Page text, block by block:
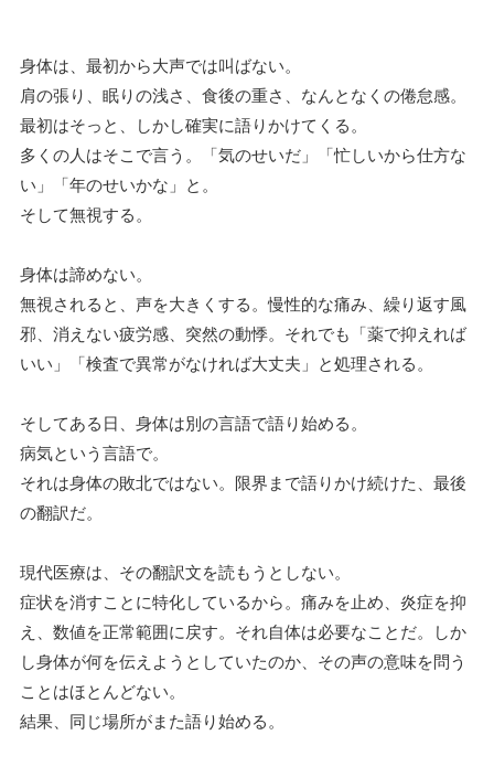
身体は、最初から大声では叫ばない。
肩の張り、眠りの浅さ、食後の重さ、なんとなくの倦怠感。
最初はそっと、しかし確実に語りかけてくる。
多くの人はそこで言う。「気のせいだ」「忙しいから仕方な
い」「年のせいかな」と。
そして無視する。
身体は諦めない。
無視されると、声を大きくする。慢性的な痛み、繰り返す風
邪、消えない疲労感、突然の動悸。それでも「薬で抑えれば
いい」「検査で異常がなければ大丈夫」と処理される。
そしてある日、身体は別の言語で語り始める。
病気という言語で。
それは身体の敗北ではない。限界まで語りかけ続けた、最後
の翻訳だ。
現代医療は、その翻訳文を読もうとしない。
症状を消すことに特化しているから。痛みを止め、炎症を抑
え、数値を正常範囲に戻す。それ自体は必要なことだ。しか
し身体が何を伝えようとしていたのか、その声の意味を問う
ことはほとんどない。
結果、同じ場所がまた語り始める。